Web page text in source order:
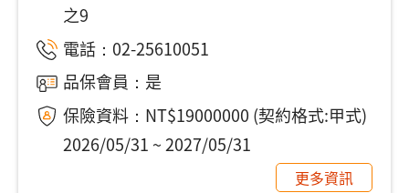
之9
電話： 02-25610051
品保會員：是
保險資料：NT$19000000 (契約格式:甲式)
2026/05/31 ~ 2027/05/31
更多資訊